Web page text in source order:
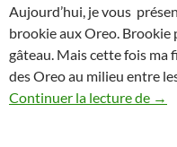
Aujourd’hui, je vous
brookie aux Oreo. Brookie
gâteau. Mais cette fois ma
des Oreo au milieu entre
Continuer la lecture de →